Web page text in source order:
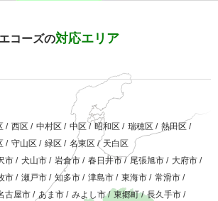
エコーズの対応エリア
/ 西区 / 中村区 / 中区 / 昭和区 / 瑞穂区 / 熱田区 /
/ 守山区 / 緑区 / 名東区 / 天白区
市 / 犬山市 / 岩倉市 / 春日井市 / 尾張旭市 / 大府市 /
市 / 瀬戸市 / 知多市 / 津島市 / 東海市 / 常滑市 /
古屋市 / あま市 / みよし市/ 東郷町/ 長久手市 /